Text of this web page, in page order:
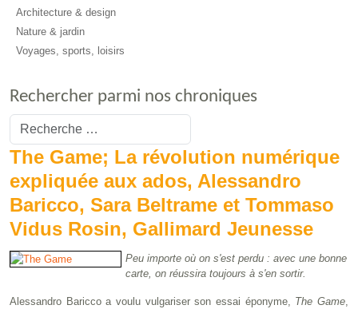
Architecture & design
Nature & jardin
Voyages, sports, loisirs
Rechercher parmi nos chroniques
Valider
Type 2 or more characters for results.
The Game; La révolution numérique
expliquée aux ados, Alessandro
Baricco, Sara Beltrame et Tommaso
Vidus Rosin, Gallimard Jeunesse
Peu importe où on s'est perdu : avec une bonne
carte, on réussira toujours à s'en sortir.
Alessandro Baricco a voulu vulgariser son essai éponyme, The Game